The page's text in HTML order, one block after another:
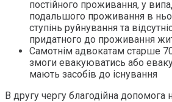
постійного проживання, у
подальшого проживання в
ступінь руйнування та
придатного до проживання
Самотнім адвокатам старше
змоги евакуюватись або
мають засобів до існування
В другу чергу благодійна допомога